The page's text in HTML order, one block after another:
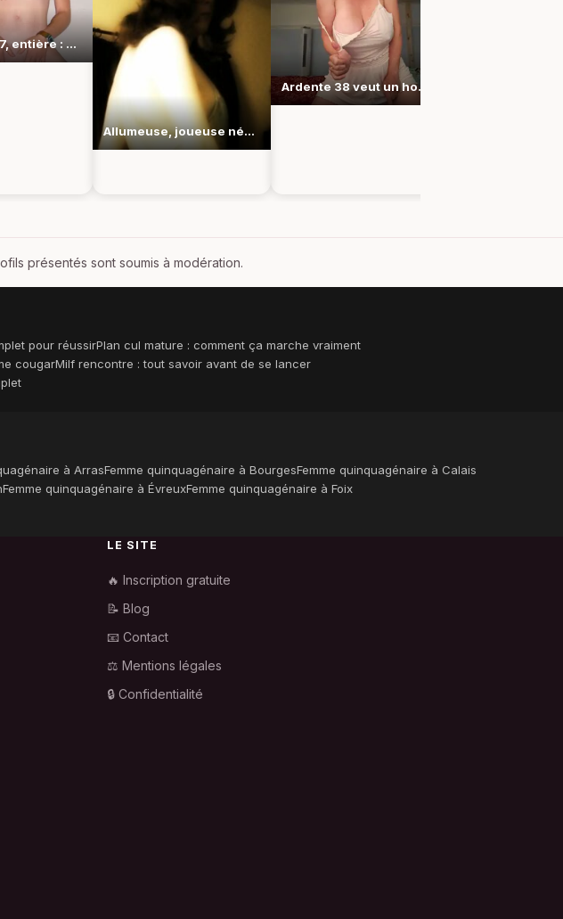
Sensuelle 07, entière : elle assume ses envies brûlantes
Allumeuse, joueuse née qui adore semer le trouble à 35 ans
Ardente 38 veut un homme qui suive sa cadence
présentés sont soumis à modération.
pour réussirPlan cul mature : comment ça marche vraiment
cougarMilf rencontre : tout savoir avant de se lancer
à ArrasFemme quinquagénaire à BourgesFemme quinquagénaire à Calais
Femme quinquagénaire à ÉvreuxFemme quinquagénaire à Foix
LE SITE
🔥 Inscription gratuite
📝 Blog
📧 Contact
⚖️ Mentions légales
🔒 Confidentialité